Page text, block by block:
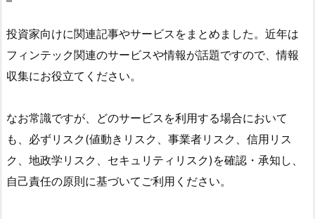
投資家向けに関連記事やサービスをまとめました。近年は
フィンテック関連のサービスや情報が話題ですので、情報
収集にお役立てください。
なお常識ですが、どのサービスを利用する場合において
も、必ずリスク(値動きリスク、事業者リスク、信用リス
ク、地政学リスク、セキュリティリスク)を確認・承知し、
自己責任の原則に基づいてご利用ください。